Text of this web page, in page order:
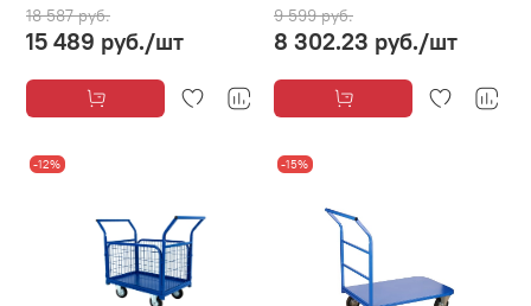
18 587 руб.
15 489 руб./шт
9 599 руб.
8 302.23 руб./шт
-12% -15%